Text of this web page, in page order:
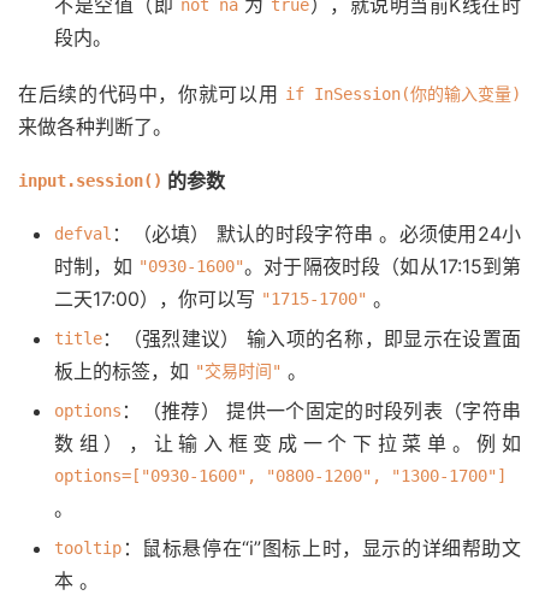
不是空值（即 not na为 true），就说明当前K线在时
段内。
在后续的代码中，你就可以用 if InSession(你的输入变量)
来做各种判断了。
input.session() 的参数
defval ： （必填） 默认的时段字符串。必须使用24小
时制，如 "0930-1600"。对于隔夜时段（如从17:15到第
二天17:00），你可以写 "1715-1700" 。
title： （强烈建议）
输入项的名称，即显示在设置面
板上的标签，如 "交易时间" 。
options ： （推荐） 提供一个固定的时段列表 （字符串
数组），让输入框变成一个下拉菜单。例如
options=["0930-1600", "0800-1200", "1300-1700"]
。
tooltip ：鼠标悬停在“i”图标上时，显示的详细帮助文
本 。